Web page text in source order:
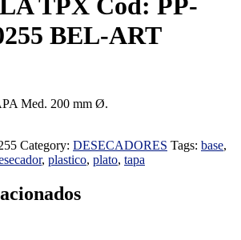
BEL-ART
Med. 200 mm Ø.
Category: DESECADORES Tags: base,
, plastico, plato, tapa